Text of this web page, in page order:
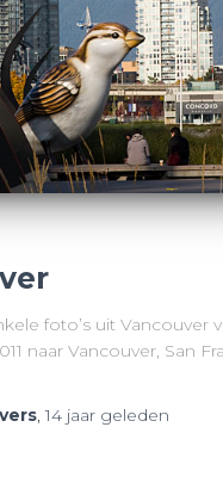
foto’s uit Vancouver
naar Vancouver, San
,14 jaar geleden